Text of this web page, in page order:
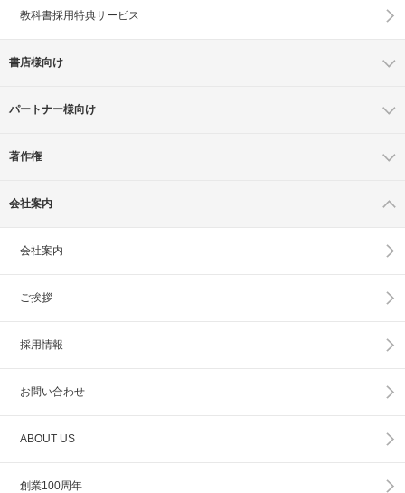
教科書採用特典サービス
書店様向け
パートナー様向け
著作権
会社案内
会社案内
ご挨拶
採用情報
お問い合わせ
ABOUT US
創業100周年